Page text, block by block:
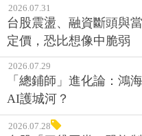
2026.07.31
台股震盪、融資斷頭與
定價，恐比想像中脆弱
2026.07.29
「總鋪師」進化論：鴻
AI護城河？
2026.07.28